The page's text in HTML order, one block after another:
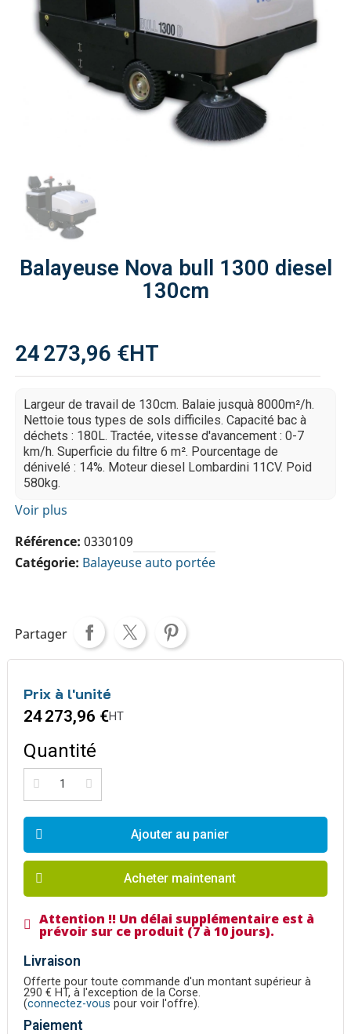
Balayeuse Nova bull 1300 diesel
130cm
24 273,96 €HT
Largeur de travail de 130cm. Balaie jusquà 8000m²/h.
Nettoie tous types de sols difficiles. Capacité bac à
déchets : 180L. Tractée, vitesse d'avancement : 0-7
km/h. Superficie du filtre 6 m². Pourcentage de
dénivelé : 14%. Moteur diesel Lombardini 11CV. Poid
580kg.
Voir plus
Référence 0330109
Catégorie Balayeuse auto portée
Partager
Prix à l'unité
24 273,96 €HT
Quantité
Ajouter au panier
Acheter maintenant
Attention !! Un délai supplémentaire est à
prévoir sur ce produit (7 à 10 jours).
Livraison
Offerte pour toute commande d'un montant supérieur à
290 € HT, à l'exception de la Corse.
(connectez-vous pour voir l'offre).
Paiement